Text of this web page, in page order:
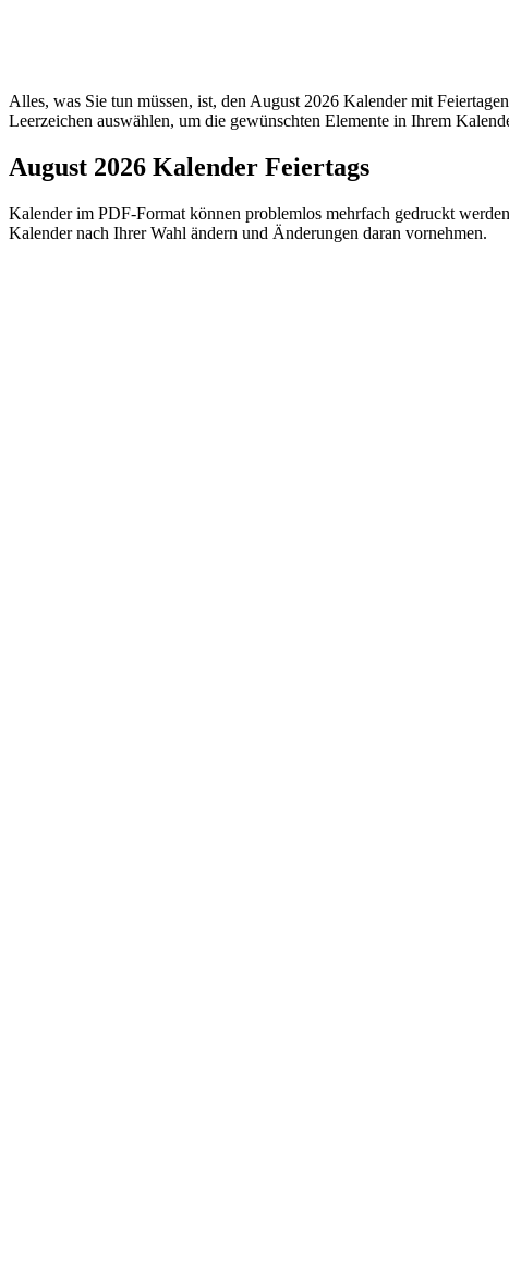
Alles, was Sie tun müssen, ist, den August 2026 Kalender mit
Leerzeichen auswählen, um die gewünschten Elemente in Ihrem
August 2026 Kalender Feiertags
Kalender im PDF-Format können problemlos mehrfach gedruckt
Kalender nach Ihrer Wahl ändern und Änderungen daran vornehmen.